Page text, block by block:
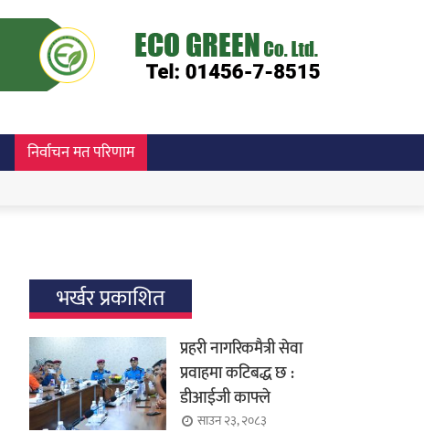
निर्वाचन मत परिणाम
भर्खर प्रकाशित
प्रहरी नागरिकमैत्री सेवा
प्रवाहमा कटिबद्ध छ :
डीआईजी काफ्ले
साउन २३, २०८३